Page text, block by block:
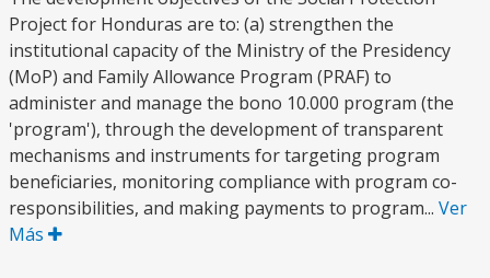
Project for Honduras are to: (a) strengthen the
institutional capacity of the Ministry of the Presidency
(MoP) and Family Allowance Program (PRAF) to
administer and manage the bono 10.000 program (the
'program'), through the development of transparent
mechanisms and instruments for targeting program
beneficiaries, monitoring compliance with program co-
responsibilities, and making payments to program... Ver
Más